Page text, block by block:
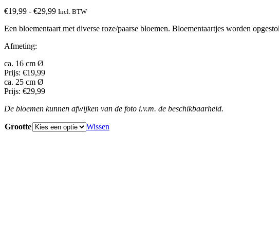
€19,99 - €29,99Prijsklasse:
tot
Incl. BTW
Een bloementaart met diverse roze/paarse bloemen. Bloementaartjes worden
Afmeting:
ca. 16 cm Ø
Prijs: €19,99
ca. 25 cm Ø
Prijs: €29,99
De bloemen kunnen afwijken van de foto i.v.m. de beschikbaarheid.
Grootte Wissen